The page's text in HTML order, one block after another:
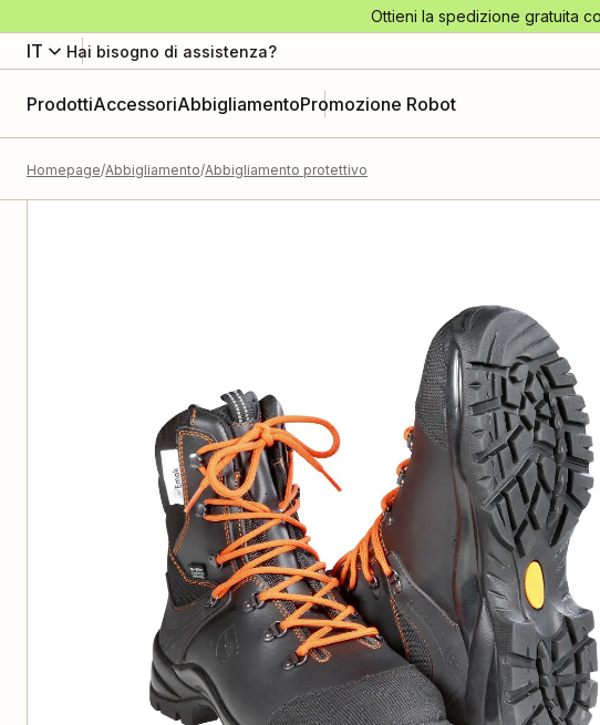
Ottieni la spedizione gratuita
IT Hai bisogno di assistenza?
ProdottiAccessoriAbbigliamentoPromozione Robot
Homepage Abbigliamento Abbigliamento protettivo